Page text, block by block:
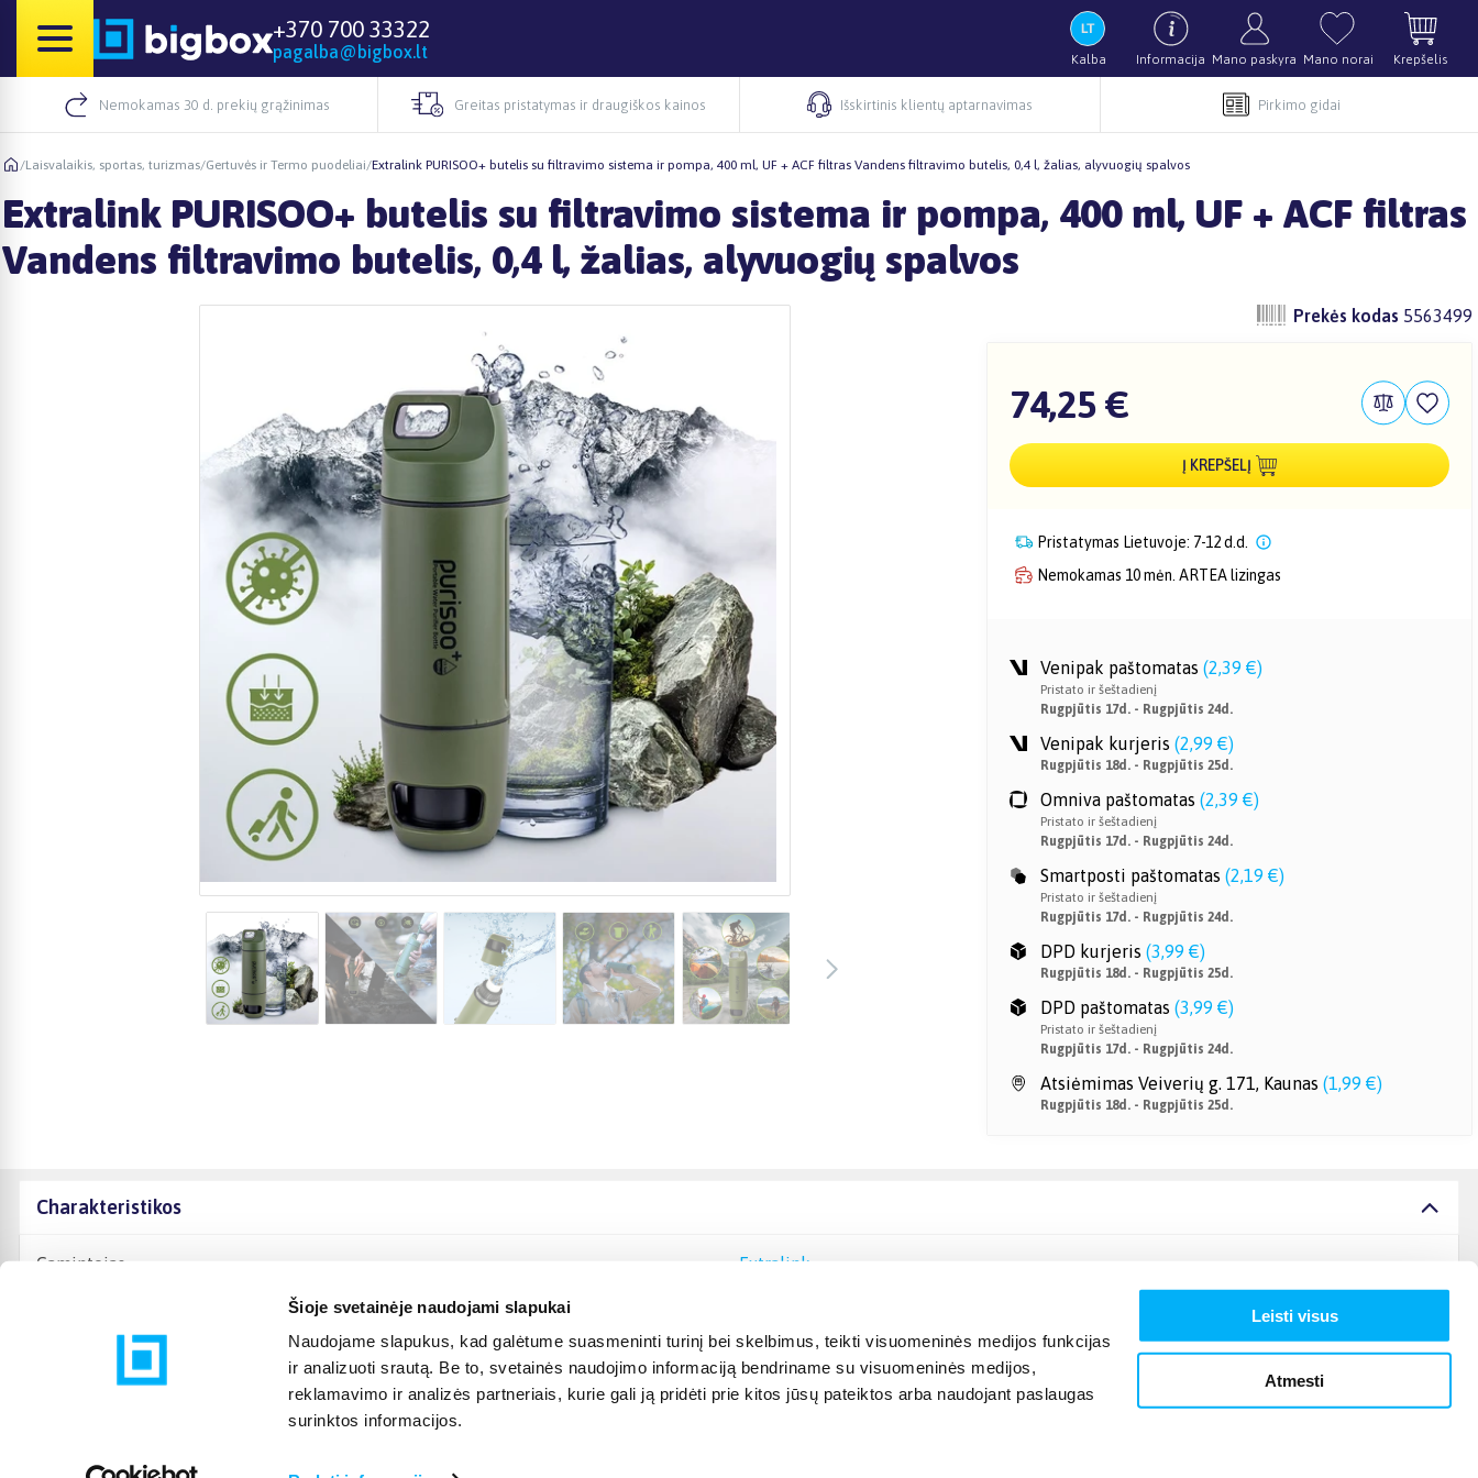
Šioje svetainėje naudojami slapukai
Naudojame slapukus, kad galėtume suasmeninti turinį bei skelbimus, teikti visuomeninės medijos funkcijas
ir analizuoti srautą. Be to, svetainės naudojimo informaciją bendriname su visuomeninės medijos,
reklamavimo ir analizės partneriais, kurie gali ją pridėti prie kitos jūsų pateiktos arba naudojant paslaugas
surinktos informacijos.
Leisti visus
Atmesti
+370 700 33322
pagalba@bigbox.lt Kalba Informacija Mano paskyra Mano norai Krepšelis
Nemokamas 30 d. prekių grąžinimas Greitas pristatymas ir draugiškos kainos Išskirtinis klientų aptarnavimas Pirkimo gidai
/Laisvalaikis, sportas, turizmas/Gertuvės ir Termo puodeliai/Extralink PURISOO+ butelis su filtravimo sistema ir pompa, 400 ml, UF + ACF filtras Vandens filtravimo butelis, 0,4 l, žalias, alyvuogių spalvos
Extralink PURISOO+ butelis su filtravimo sistema ir pompa, 400 ml, UF + ACF filtras
Vandens filtravimo butelis, 0,4 l, žalias, alyvuogių spalvos
Prekės kodas 5563499
74,25 €
Į KREPŠELĮ
Pristatymas Lietuvoje: 7-12 d.d.
Nemokamas 10 mėn. ARTEA lizingas
Venipak paštomatas (2,39 €)
Pristato ir šeštadienį
Rugpjūtis 17d. - Rugpjūtis 24d.
Venipak kurjeris (2,99 €)
Rugpjūtis 18d. - Rugpjūtis 25d.
Omniva paštomatas (2,39 €)
Pristato ir šeštadienį
Rugpjūtis 17d. - Rugpjūtis 24d.
Smartposti paštomatas (2,19 €)
Pristato ir šeštadienį
Rugpjūtis 17d. - Rugpjūtis 24d.
DPD kurjeris (3,99 €)
Rugpjūtis 18d. - Rugpjūtis 25d.
DPD paštomatas (3,99 €)
Pristato ir šeštadienį
Rugpjūtis 17d. - Rugpjūtis 24d.
Atsiėmimas Veiverių g. 171, Kaunas (1,99 €)
Rugpjūtis 18d. - Rugpjūtis 25d.
Charakteristikos
Gamintojas Extralink